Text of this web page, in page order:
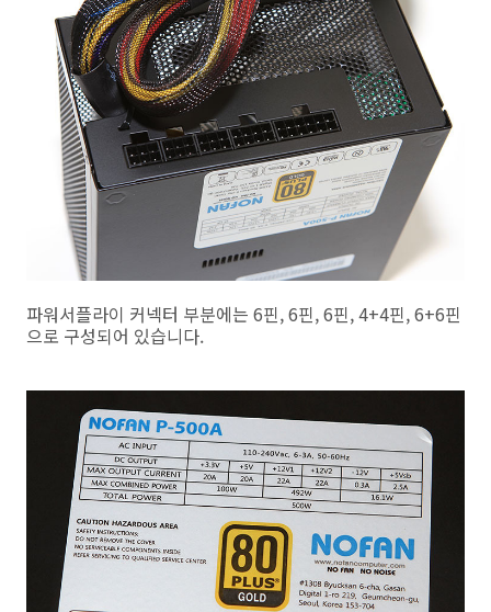
파워서플라이 커넥터 부분에는 6핀, 6핀, 6핀, 4+4핀, 6+6핀
으로 구성되어 있습니다.